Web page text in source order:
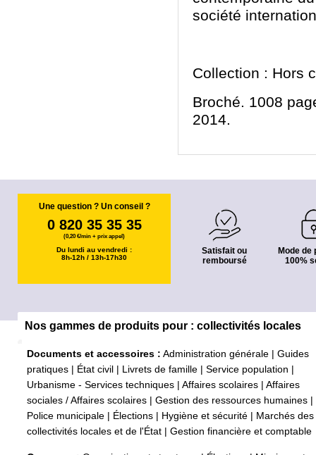
société
Collection : Hors
Broché. 1008
2014.
Une question ? Un conseil ?
0 820 35 35 35
(0,20 €/min + prix appel)
Du lundi au vendredi :
8h-12h / 13h-17h30
Satisfait ou
remboursé
Mode de
100%
Nos gammes de produits pour : collectivités locales
Documents et accessoires : Administration générale
Guides
pratiques
État civil Livrets de famille Service population
Urbanisme - Services techniques
Affaires scolaires
Affaires
sociales / Affaires scolaires
Gestion des ressources humaines
Police municipale
Élections Hygiène et sécurité
Marchés des
collectivités locales et de l'État
Gestion financière et comptable